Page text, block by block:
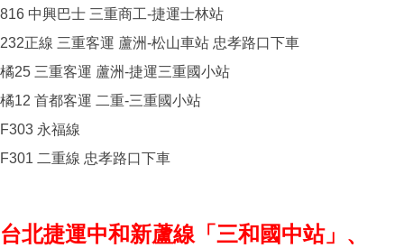
816 中興巴士 三重商工-捷運士林站
232正線 三重客運 蘆洲-松山車站 忠孝路口下車
橘25 三重客運 蘆洲-捷運三重國小站
橘12 首都客運 二重-三重國小站
F303 永福線
F301 二重線 忠孝路口下車
台北捷運中和新蘆線「三和國中站」、